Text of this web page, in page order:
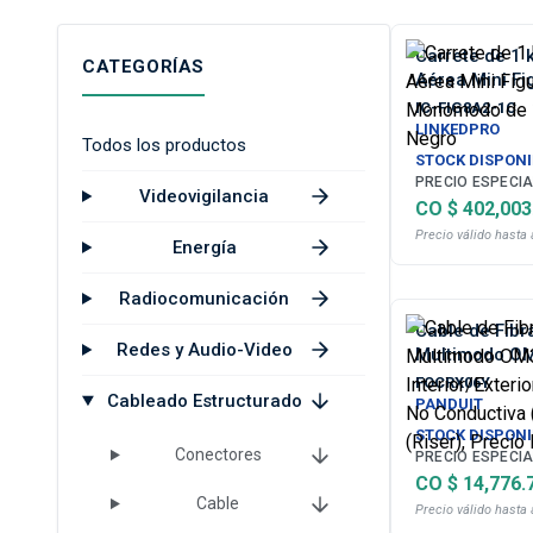
CATEGORÍAS
Todos los productos
Videovigilancia
Energía
Radiocomunicación
Redes y Audio-Video
Cableado Estructurado
Conectores
Cable
Carrete de 1
Aérea Mini
Drop,
Color Negro
IC-FIG8A2-1C
LINKEDPRO
STOCK
PRECIO
CO $
Precio válido hasta
Cable de
Multimodo
Interior/
No
(Riser),
FOCRX06Y
PANDUIT
STOCK
PRECIO
CO $
Precio válido hasta